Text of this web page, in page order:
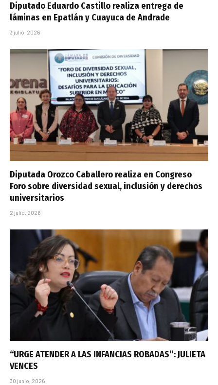
Diputado Eduardo Castillo realiza entrega de
láminas en Epatlán y Cuayuca de Andrade
3 julio, 2026
Diputada Orozco Caballero realiza en Congreso
Foro sobre diversidad sexual, inclusión y derechos
universitarios
2 julio, 2026
“URGE ATENDER A LAS INFANCIAS ROBADAS”: JULIETA
VENCES
30 junio, 2026